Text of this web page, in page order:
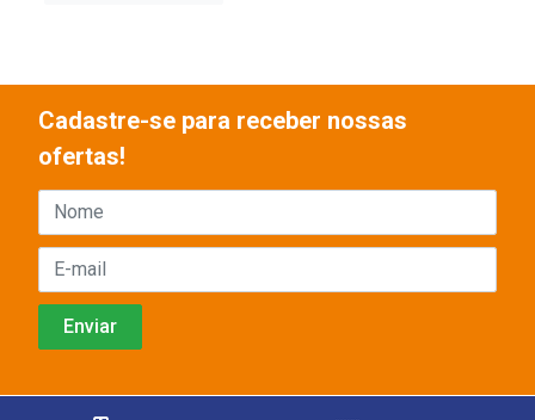
Cadastre-se para receber nossas
ofertas!